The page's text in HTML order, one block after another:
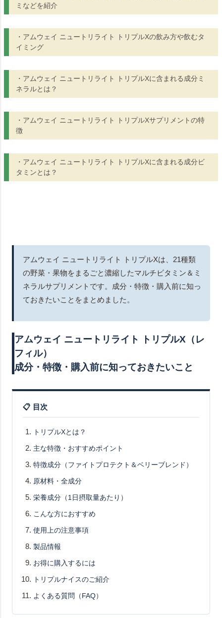
ミなどを紹介
・アムウェイ ニュートリライト トリプルXの飲み方や飲むタ
イミング
・アムウェイ ニュートリライト トリプルXに含まれる成分ミ
ネラルとは？
・アムウェイ ニュートリライト トリプルXサプリメントの特
徴
・アムウェイ ニュートリライト トリプルXに含まれる成分ビ
タミンとは？
アムウェイ ニュートリライト トリプルXは、21種類
の野菜・果物をまるごと濃縮したマルチビタミン＆ミ
ネラルサプリメントです。成分・特徴・購入前に知っ
ておきたいことをまとめました。
アムウェイ ニュートリライト トリプルX（レ
フィル）
成分・特徴・購入前に知っておきたいこと
📋 目次
トリプルXとは？
主な特徴・おすすめポイント
特徴成分（ファイトプロテクト＆ベリーブレンド）
原材料・全成分
栄養成分（1日摂取量あたり）
こんな方におすすめ
使用上の注意事項
製品情報
お得に購入するには
トリプルナイスのご紹介
よくある質問（FAQ）